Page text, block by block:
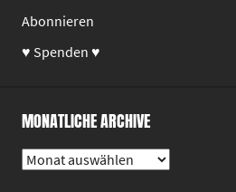
Abonnieren
♥ Spenden ♥
MONATLICHE ARCHIVE
Monatliche